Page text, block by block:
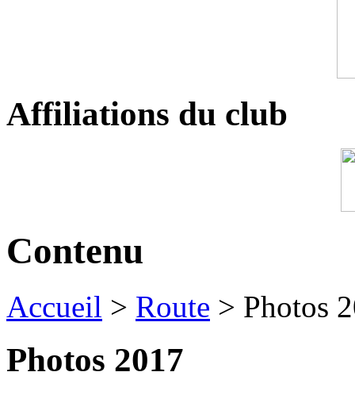
Affiliations du club
Contenu
Accueil > Route > Photos
Photos 2017